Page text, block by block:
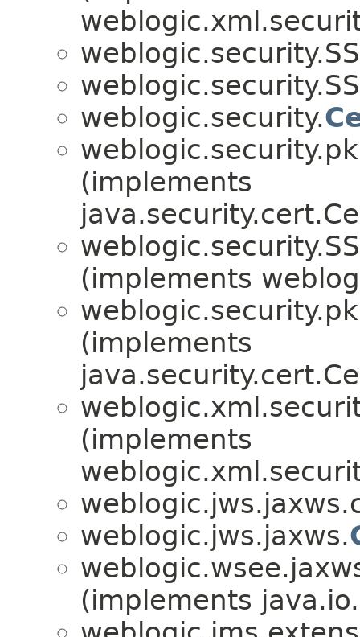
weblogic.security.
(implements
(implements
(implements
(implements
weblogic.jws.jaxws.
(implements